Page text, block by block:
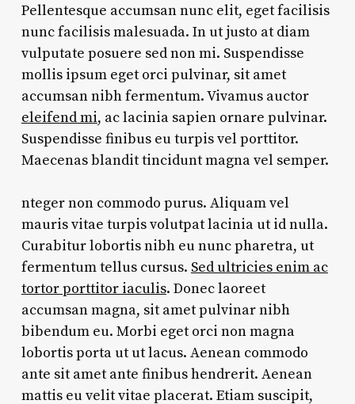
Pellentesque accumsan nunc elit, eget facilisis
nunc facilisis malesuada. In ut justo at diam
vulputate posuere sed non mi. Suspendisse
mollis ipsum eget orci pulvinar, sit amet
accumsan nibh fermentum. Vivamus auctor
eleifend mi, ac lacinia sapien ornare pulvinar.
Suspendisse finibus eu turpis vel porttitor.
Maecenas blandit tincidunt magna vel semper.
nteger non commodo purus. Aliquam vel
mauris vitae turpis volutpat lacinia ut id nulla.
Curabitur lobortis nibh eu nunc pharetra, ut
fermentum tellus cursus. Sed ultricies enim ac
tortor porttitor iaculis. Donec laoreet
accumsan magna, sit amet pulvinar nibh
bibendum eu. Morbi eget orci non magna
lobortis porta ut ut lacus. Aenean commodo
ante sit amet ante finibus hendrerit. Aenean
mattis eu velit vitae placerat. Etiam suscipit,